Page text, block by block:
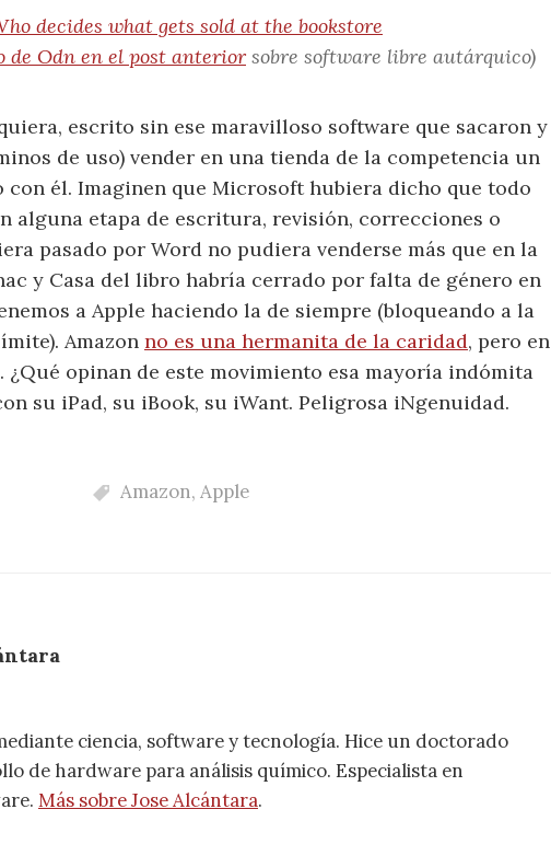
decides what gets sold at the bookstore
de Odn en el post anterior sobre software libre autárquico)
escrito sin ese maravilloso software que sacaron y
de uso) vender en una tienda de la competencia un
él. Imaginen que Microsoft hubiera dicho que todo
alguna etapa de escritura, revisión, correcciones o
pasado por Word no pudiera venderse más que en la
y Casa del libro habría cerrado por falta de género en
a Apple haciendo la de siempre (bloqueando a la
Amazon no es una hermanita de la caridad, pero en
¿Qué opinan de este movimiento esa mayoría indómita
su iPad, su iBook, su iWant. Peligrosa iNgenuidad.
Amazon, Apple
ciencia, software y tecnología. Hice un doctorado
de hardware para análisis químico. Especialista en
Más sobre Jose Alcántara.